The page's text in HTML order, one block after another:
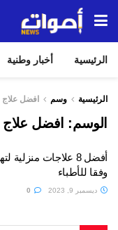
الرئيسية أخبار وطنية
الرئيسية وسم افضل علاج
الوسم: افضل علاج
أفضل 8 علاجات
وفقا للأطباء
ديسمبر 9, 2023